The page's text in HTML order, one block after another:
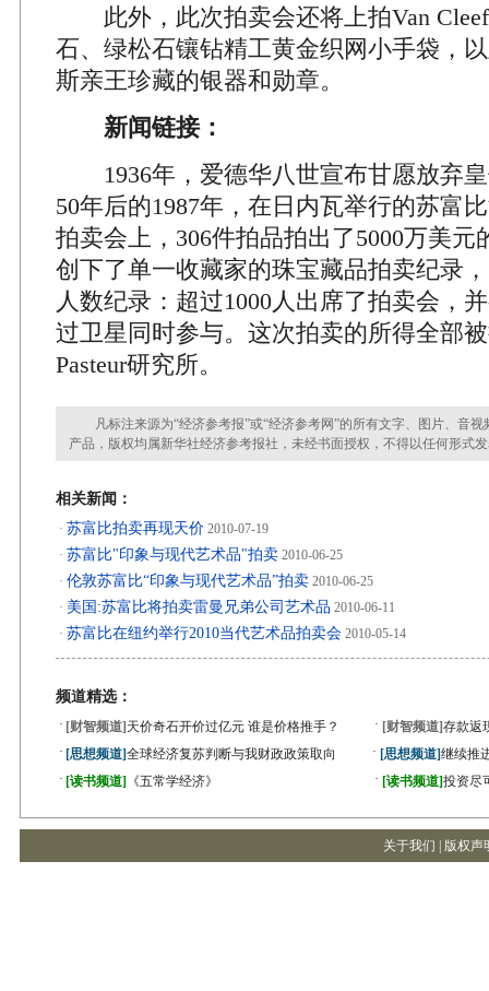
此外，此次拍卖会还将上拍Van
石、绿松石镶钻精工黄金织网小手袋，
斯亲王珍藏的银器和勋章。
新闻链接：
1936年，爱德华八世宣布甘愿放弃皇
50年后的1987年，在日内瓦举行的苏富
拍卖会上，306件拍品拍出了5000万美元
创下了单一收藏家的珠宝藏品拍卖纪录
人数纪录：超过1000人出席了拍卖会，
过卫星同时参与。这次拍卖的所得全部
Pasteur研究所。
凡标注来源为“经济参考报”或“经济参考网”的所有文字、图片、音视
产品，版权均属新华社经济参考报社，未经书面授权，不得以任何形式
相关新闻：
· 苏富比拍卖再现天价 2010-07-19
· 苏富比"印象与现代艺术品"拍卖 2010-06-25
· 伦敦苏富比“印象与现代艺术品”拍卖 2010-06-25
· 美国:苏富比将拍卖雷曼兄弟公司艺术品 2010-06-11
· 苏富比在纽约举行2010当代艺术品拍卖会 2010-05-14
频道精选：
· [财智频道] 天价奇石开价过亿元 谁是价格推手？ · [财智频道]存款返
· [思想频道]全球经济复苏判断与我财政政策取向 · [思想频道]继续推
· [读书频道] 《五常学经济》 · [读书频道]投资尽